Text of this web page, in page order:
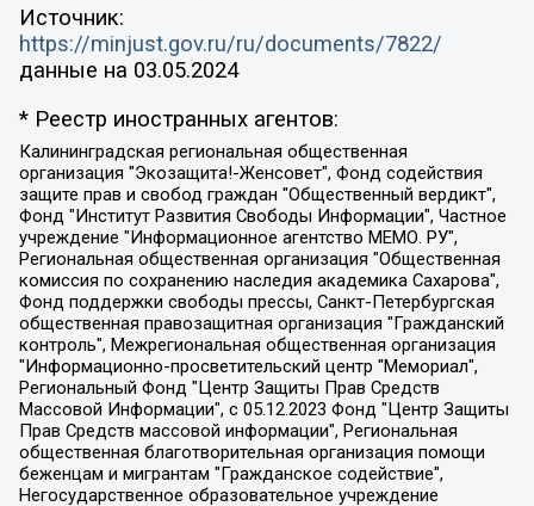
Источник:
https://minjust.gov.ru/ru/documents/7822/
данные на 03.05.2024
* Реестр иностранных агентов:
Калининградская региональная общественная организация "Экозащита!-Женсовет", Фонд содействия защите прав и свобод граждан "Общественный вердикт", Фонд "Институт Развития Свободы Информации", Частное учреждение "Информационное агентство МЕМО. РУ", Региональная общественная организация "Общественная комиссия по сохранению наследия академика Сахарова", Фонд поддержки свободы прессы, Санкт-Петербургская общественная правозащитная организация "Гражданский контроль", Межрегиональная общественная организация "Информационно-просветительский центр "Мемориал", Региональный Фонд "Центр Защиты Прав Средств Массовой Информации", с 05.12.2023 Фонд "Центр Защиты Прав Средств массовой информации", Региональная общественная благотворительная организация помощи беженцам и мигрантам "Гражданское содействие", Негосударственное образовательное учреждение дополнительного профессионального образования (повышение квалификации) специалистов "АКАДЕМИЯ ПО ПРАВАМ ЧЕЛОВЕКА", Свердловская региональная общественная организация "Сутяжник", Автономная некоммерческая организация "Центр независимых социологических исследований", Союз общественных объединений "Российский исследовательский центр по правам человека", Региональное общественное учреждение научно-информационный центр "МЕМОРИАЛ", Некоммерческая организация "Фонд защиты гласности", Автономная некоммерческая организация "Институт прав человека", Городская общественная организация "Екатеринбургское общество "МЕМОРИАЛ", Городская общественная организация "Рязанское историко-просветительское и правозащитное общество "Мемориал" (Рязанский Мемориал), Челябинский региональный орган общественной самодеятельности – женское общественное объединение "Женщины Евразии", Челябинский региональный орган общественной самодеятельности "Уральская правозащитная группа", Фонд содействия защите здоровья и социальной справедливости имени Андрея Рылькова, Автономная Некоммерческая Организация "Аналитический Центр Юрия Левады", Автономная некоммерческая организация социальной поддержки населения "Проект Апрель", Региональная общественная организация помощи женщинам и детям, находящимся в кризисной ситуации "Информационно-методический центр "Анна", Фонд содействия развитию массовых коммуникаций и правовому просвещению "Так-так-Так", Фонд содействия устойчивому развитию "Серебряная тайга", Свердловский региональный общественный фонд социальных проектов "Новое время", "Idel.Реалии", Кавказ.Реалии, Крым.Реалии, Телеканал Настоящее Время, Татаро-башкирская служба Радио Свобода (Azatliq Radiosi), Радио Свободная Европа/Радио Свобода (PCE/PC), "Сибирь.Реалии", "Фактограф", Благотворительный фонд помощи осужденным и их семьям, Автономная некоммерческая организация "Институт глобализации и социальных движений", Фонд "В защиту прав заключенных", Частное учреждение "Центр поддержки и содействия развитию средств массовой информации", Пензенский региональный общественный благотворительный фонд "Гражданский союз", "Север.Реалии", Некоммерческая организация Фонд "Правовая инициатива", Общество с ограниченной ответственностью "Радио Свободная Европа/Радио Свобода", Чешское информационное агентство "MEDIUM-ORIENT", Красноярская региональная общественная организация "Мы против СПИДа", Камалягин Денис Николаевич, Маркелов Сергей Евгеньевич, Пономарев Лев Александрович, Савицкая Людмила Алексеевна, Автономная некоммерческая организация "Центр по работе с проблемой насилия "НАСИЛИЮ.НЕТ", Межрегиональный профессиональный союз работников здравоохранения "Альянс врачей", Юридическое лицо, зарегистрированное в Латвийской Республике, SIA "Medusa Project" (регистрационный номер 40103797863, дата регистрации 10.06.2014), Некоммерческая организация "Фонд по борьбе с коррупцией", Автономная некоммерческая организация "Институт права и публичной политики", Баданин Роман Сергеевич, Гликин Максим Александрович, Железнова Мария Михайловна, Лукьянова Юлия Сергеевна, Маетная Елизавета Витальевна, Маняхин Петр Борисович, Чуракова Ольга Владимировна, Ярош Юлия Петровна, Юридическое лицо "The Insider SIA", зарегистрированное в Риге, Латвийская Республика (дата регистрации 26.06.2015), являющееся администратором доменного имени интернет-издания "The Insider SIA", https://theins.ru, Постернак Алексей Евгеньевич, Рубин Михаил Аркадьевич, Анин Роман Александрович, Юридическое лицо Istories fonds, зарегистрированное в Латвийской Республике (регистрационный номер 50008295751, дата регистрации 24.02.2020), Великовский Дмитрий Александрович, Долинина Ирина Николаевна, Мароховская Алеся Алексеевна, Шлейнов Роман Юрьевич, Шмагун Олеся Валентиновна, Общество с ограниченной ответственностью "Альтаир 2021", Общество с ограниченной ответственностью "Вега 2021", Общество с ограниченной ответственностью "Главный редактор 2021", Общество с ограниченной ответственностью "Ромашки монолит", Важенков Артем Валерьевич, Ивановская областная общественная организация "Центр гендерных исследований", Гурман Юрий Альбертович, Медиапроект "ОВД-Инфо", Егоров Владимир Владимирович, Жилинский Владимир Александрович, Общество с ограниченной ответственностью "ЗП", Иванова София Юрьевна, Карезина Инна Павловна, Кильтау Екатерина Викторовна, Петров Алексей Викторович, Пискунов Сергей Евгеньевич, Смирнов Сергей Сергеевич, Тихонов Михаил Сергеевич, Общество с ограниченной ответственностью "ЖУРНАЛИСТ-ИНОСТРАННЫЙ АГЕНТ", Арапова Галина Юрьевна, Вольтская Татьяна Анатольевна, Американская компания "Mason G.E.S. Anonymous Foundation" (США), являющаяся владельцем интернет-издания https://mnews.world/, Компания "Stichting Bellingcat", зарегистрированная в Нидерландах (дата регистрации 11.07.2018), Захаров Андрей Вячеславович, Клепиковская Екатерина Дмитриевна, Общество с ограниченной ответственностью "МЕМО", Перл Роман Александрович, Симонов Евгений Алексеевич, Соловьева Елена Анатольевна, Сотников Даниил Владимирович, Сурначева Елизавета Дмитриевна, Автономная некоммерческая организация по защите прав человека и информированию населения "Якутия – Наше Мнение", Общество с ограниченной ответственностью "Москоу диджитал медиа", с 26.01.2023 Общество с ограниченной ответственностью "Чайка Белые сады", Ветошкина Валерия Валерьевна, Заговора Максим Александрович, Межрегиональное общественное движение "Российская ЛГБТ - сеть", Оленичев Максим Владимирович, Павлов Иван Юрьевич, Скворцова Елена Сергеевна, Общество с ограниченной ответственностью "Как бы инагент", Кочетков Игорь Викторович, Общество с ограниченной ответственностью "Честные выборы", Еланчик Олег Александрович, Общество с ограниченной ответственностью "Нобелевский призыв", Гималова Регина Эмилевна, Григорьев Андрей Валерьевич, Григорьева Алина Александровна, Ассоциация по содействию защите прав призывников, альтернативнослужащих и военнослужащих "Правозащитная группа "Гражданин.Армия.Право", Хисамова Регина Фаритовна, Автономная некоммерческая организация по реализации социально-правовых программ "Лилит", Дальневосточное общественное движение "Маяк", Санкт-Петербургская ЛГБТ-инициативная группа "Выход", Инициативная группа ЛГБТ+ "Реверс", Алексеев Андрей Викторович, Бекбулатова Таисия Львовна, Беляев Иван Михайлович, Владыкина Елена Сергеевна, Гельман Марат Александрович, Никульшина Вероника Юрьевна, Толоконникова Надежда Андреевна, Шендерович Виктор Анатольевич, Общество с ограниченной ответственностью "Данное сообщение", Общество с ограниченной ответственностью Издательский дом "Новая глава", Айнбиндер Александра Александровна, Московский комьюнити-центр для ЛГБТ+инициатив, Благотворительный фонд развития филантропии, Deutsche Welle (Германия, Kurt-Schumacher-Strasse 3, 53113 Bonn), Борзунова Мария Михайловна, Воробьев Виктор Викторович, Голубева Анна Львовна, Константинова Алла Михайловна, Малкова Ирина Владимировна, Мурадов Мурад Абдулгалимович, Осетинская Елизавета Николаевна, Понасенков Евгений Николаевич, Ганапольский Матвей Юрьевич, Киселев Евгений Алексеевич, Борухович Ирина Григорьевна, Дремин Иван Тимофеевич, Дубровский Дмитрий Викторович, Красноярская региональная общественная организация поддержки и развития альтернативных образовательных технологий и межкультурных коммуникаций "ИНТЕРРА", Маяковская Екатерина Алексеевна, Фейгин Марк Захарович, Филимонов Андрей Викторович, Дзугкоева Регина Николаевна, Доброхотов Роман Александрович, Дудь Юрий Александрович, Елкин Сергей Владимирович, Кругликов Кирилл Игоревич, Сабунаева Мария Леонидовна, Семенов Алексей Владимирович, Шаинян Карен Багратович, Шульман Екатерина Михайловна, Асафьев Артур Валерьевич, Вахштайн Виктор Семенович, Венедиктов Алексей Алексеевич, Лушникова Екатерина Евгеньевна, Волков Леонид Михайлович, Невзоров Александр Глебович, Пархоменко Сергей Борисович, Сироткин Ярослав Николаевич, Кара-Мурза Владимир Владимирович, Баранова Наталья Владимировна, Гозман Леонид Яковлевич, Кагарлицкий Борис Юльевич, Климарев Михаил Валерьевич, Милов Владимир Станиславович, Автономная некоммерческая организация Краснодарский центр современного искусства "Типография", Моргенштерн Алишер Тагирович, Соболь Любовь Эдуардовна, Общество с ограниченной ответственностью "ЛИЗА НОРМ", Каспаров Гарри Кимович, Ходорковский Михаил Борисович, Общество с ограниченной ответственностью "Апрельские тезисы", Данилович Ирина Брониславовна, Кашин Олег Владимирович, Петров Николай Владимирович, Пивоваров Алексей Владимирович, Соколов Михаил Владимирович, Цветкова Юлия Владимировна, Чичваркин Евгений Александрович, Комитет против пыток/Команда против пыток, Общество с ограниченной ответственностью "Первый научный", Общество с ограниченной ответственностью "Вертолет и ко", Белоцерковская Вероника Борисовна, Кац Максим Евгеньевич, Лазарева Татьяна Юрьевна, Шаведдинов Руслан Табризович, Яшин Илья Валерьевич, Общество с ограниченной ответственностью "Иноагент ААВ", Алешковский Дмитрий Петрович, Альбац Евгения Марковна, Быков Дмитрий Львович, Галямина Юлия Евгеньевна, Лойко Сергей Леонидович, Мартынов Кирилл Константинович, Медведев Сергей Александрович, Крашенинников Федор Геннадиевич, Гордеева Катерина Вл